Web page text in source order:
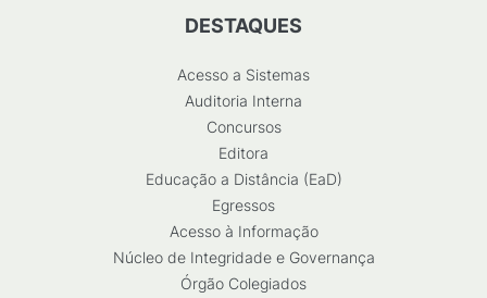
DESTAQUES
Acesso a Sistemas
Auditoria Interna
Concursos
Editora
Educação a Distância (EaD)
Egressos
Acesso à Informação
Núcleo de Integridade e Governança
Órgão Colegiados